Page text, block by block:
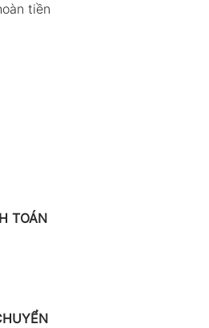
tiền
TOÁN